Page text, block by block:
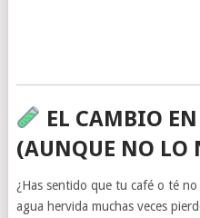
EL CAMBIO
(AUNQUE NO LO
¿Has sentido que tu café o té
agua hervida muchas veces